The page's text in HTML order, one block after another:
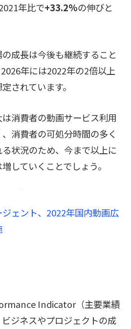
年比で+33.2%の伸びと
成長は今後も継続すること
年には2022年の2倍以上
されています。
消費者の動画サービス利用
消費者の可処分時間の多く
状況のため、今まで以上に
していくことでしょう。
ェント、2022年国内動画広
Indicator（主要業績
ジネスやプロジェクトの成